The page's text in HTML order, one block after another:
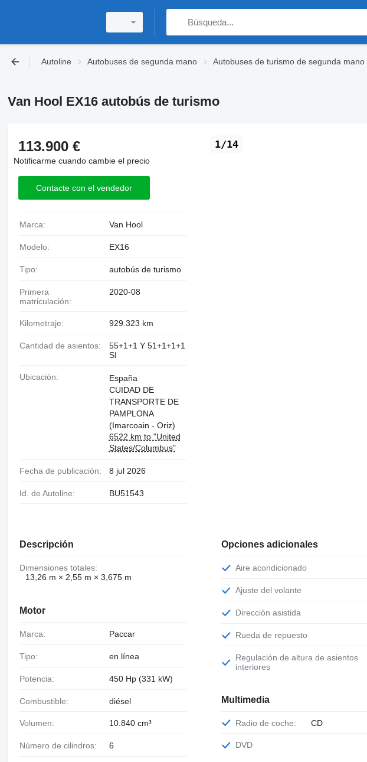
Autoline Autobuses de segunda mano Autobuses de turismo de segunda mano
Van Hool EX16 autobús de turismo
1/14
113.900 €
Notificarme cuando cambie el precio
Contacte con el vendedor
Marca: Van Hool
Modelo: EX16
Tipo: autobús de turismo
Primera
matriculación:
2020-08
Kilometraje: 929.323 km
Cantidad de asientos:
55+1+1 Y 51+1+1+1
SI
Ubicación:
España
CUIDAD DE
TRANSPORTE DE
PAMPLONA
(Imarcoain - Oriz)
6522 km to "United
States/Columbus"
Fecha de publicación: 8 jul 2026
Id. de Autoline: BU51543
Descripción
Dimensiones totales:
13,26 m × 2,55 m × 3,675 m
Motor
Marca: Paccar
Tipo: en línea
Potencia: 450 Hp (331 kW)
Combustible: diésel
Volumen: 10.840 cm³
Número de cilindros: 6
Opciones adicionales
Aire acondicionado
Ajuste del volante
Dirección asistida
Rueda de repuesto
Regulación de altura de asientos
interiores
Multimedia
Radio de coche: CD
DVD